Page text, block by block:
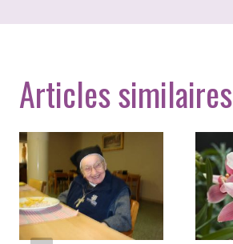
Articles similaires